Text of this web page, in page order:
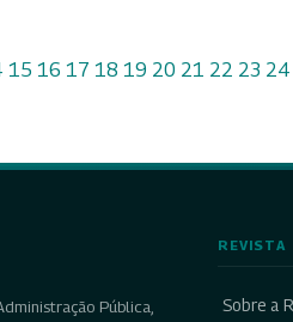
15 16 17 18 19 20 21 22 23 24
Pública,
REVISTA
Sobre a